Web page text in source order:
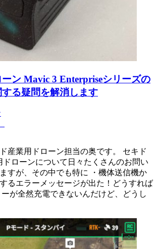
ン Mavic 3 Enterpriseシリーズの
る疑問を解消します
産業用ドローン担当の奥です。 セキド
ドローンについて日々たくさんのお問い
すが、その中でも特に ・機体送信機か
るエラーメッセージが出た！どうすれば
が全然充電できないんだけど、どうし